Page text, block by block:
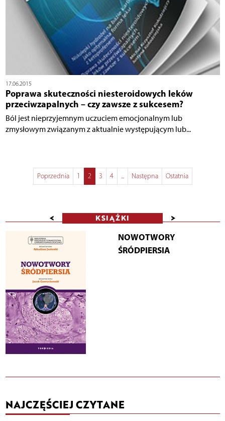
17.06.2015
Poprawa skuteczności niesteroidowych leków
przeciwzapalnych – czy zawsze z sukcesem?
Ból jest nieprzyjemnym uczuciem emocjonalnym lub
zmysłowym związanym z aktualnie występującym lub...
Poprzednia 1 2 3 4 ... Następna Ostatnia
< KSIĄŻKI >
NOWOTWORY
ŚRÓDPIERSIA
NAJCZĘŚCIEJ CZYTANE